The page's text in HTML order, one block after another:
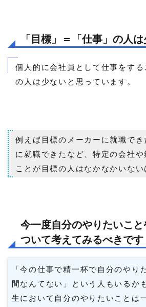
「目標」＝「仕事」の人
個人的に会社員として仕事をす
の人は少ないと思っています。
例えば目標のメーカーに就職で
に就職できたなど、特定の会社
ことが目標の人はなかなかいない
今一度自分のやりたいこ
ついて考えてみるべきです
「今の仕事で精一杯で自分のやり
間なんてない」という人もいるか
生において自分のやりたいことは